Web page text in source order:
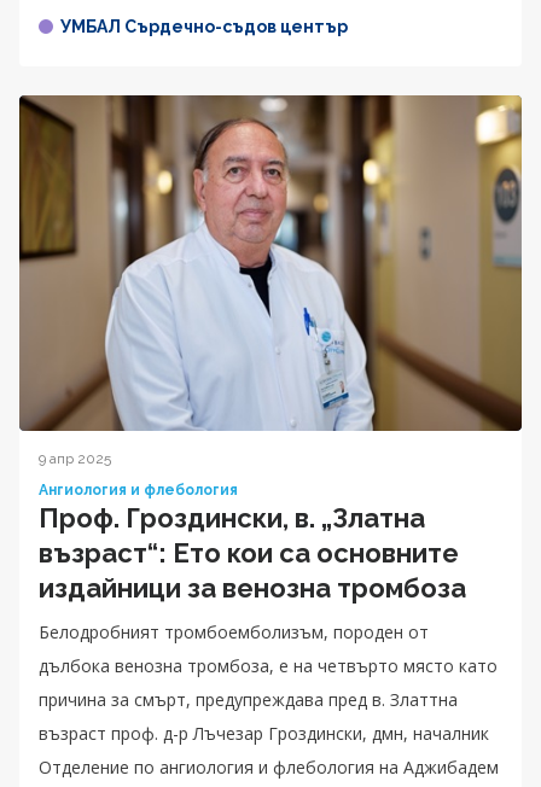
УМБАЛ Сърдечно-съдов център
9 апр 2025
Ангиология и флебология
Проф. Гроздински, в. „Златна
възраст“: Ето кои са основните
издайници за венозна тромбоза
Белодробният тромбоемболизъм, породен от
дълбока венозна тромбоза, е на четвърто място като
причина за смърт, предупреждава пред в. Златтна
възраст проф. д-р Лъчезар Гроздински, дмн, началник
Отделение по ангиология и флебология на Аджибадем